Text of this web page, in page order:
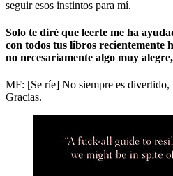
seguir esos instintos para mí.
Solo te diré que leerte me ha
con todos tus libros recientemente
no necesariamente algo muy
MF: [Se ríe] No siempre es divertido,
Gracias.